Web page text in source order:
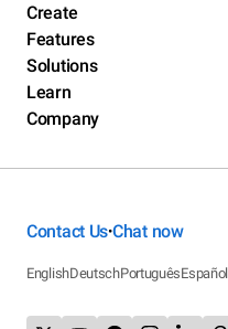
Create
Features
Solutions
Learn
Company
Contact Us•Chat now
EnglishDeutschPortuguêsEspañol